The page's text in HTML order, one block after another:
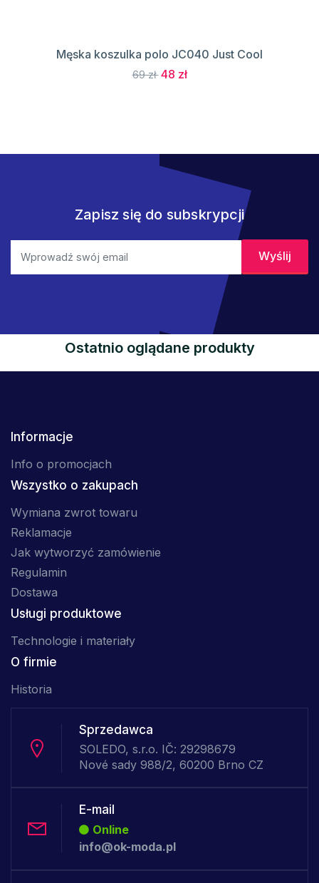
Męska koszulka polo JC040 Just Cool
69 zł 48 zł
Zapisz się do subskrypcji
Ostatnio oglądane produkty
Informacje
Info o promocjach
Wszystko o zakupach
Wymiana zwrot towaru
Reklamacje
Jak wytworzyć zamówienie
Regulamin
Dostawa
Usługi produktowe
Technologie i materiały
O firmie
Historia
Sprzedawca
SOLEDO, s.r.o. IČ: 29298679
Nové sady 988/2, 60200 Brno CZ
E-mail
Online
info@ok-moda.pl